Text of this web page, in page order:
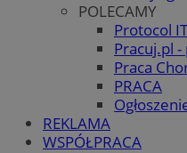
POLECAMY
Protocol IT
Pracuj.pl
Praca
PRACA
REKLAMA
WSPÓŁPRACA